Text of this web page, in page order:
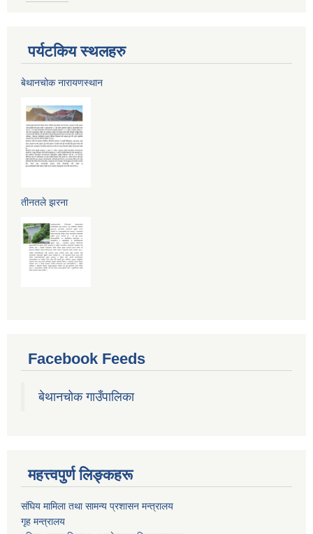
पर्यटकिय स्थलहरु
बेथानचोक नारायणस्थान
तीनतले झरना
Facebook Feeds
बेथानचोक गाउँपालिका
महत्त्वपुर्ण लिङ्कहरू
संघिय मामिला तथा सामन्य प्रशासन मन्त्रालय
गृह मन्त्रालय